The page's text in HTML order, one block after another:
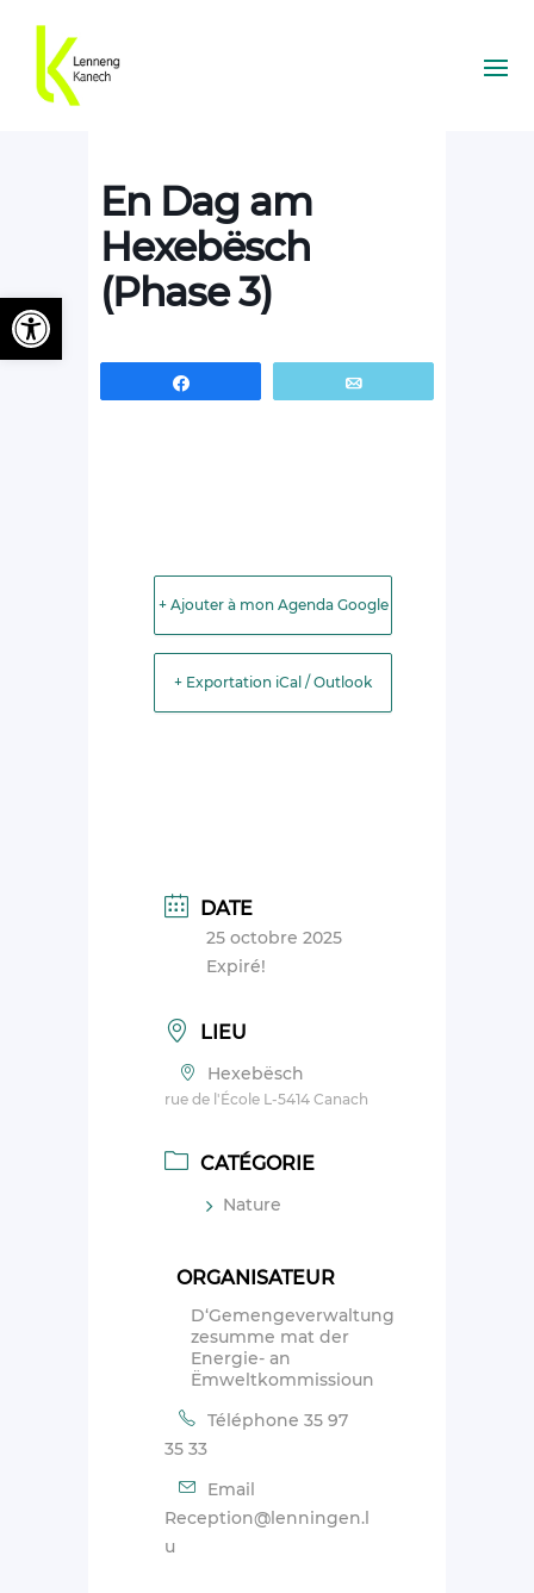
En Dag am
Hexebësch
(Phase 3)
+ Ajouter à mon Agenda Google
+ Exportation iCal / Outlook
DATE
25 octobre 2025
Expiré!
LIEU
Hexebësch
rue de l'École L-5414 Canach
CATÉGORIE
Nature
ORGANISATEUR
D‘Gemengeverwaltung
zesumme mat der
Energie- an
Ëmweltkommissioun
Téléphone 35 97
35 33
Email
Reception@lenningen.l
u
Ouvrir la barre d’outils